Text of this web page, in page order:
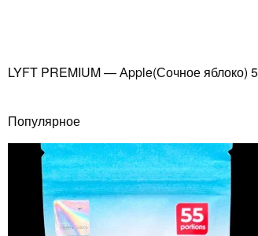
LYFT PREMIUM — Аpple(Сочное яблоко)
Популярное